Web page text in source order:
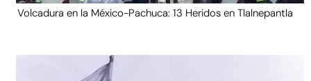
Volcadura en la México-Pachuca: 13 Heridos en Tlalnepantla